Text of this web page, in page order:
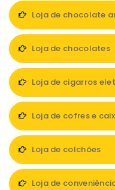
Loja de chocolate
Loja de chocolates
Loja de cigarros
Loja de cofres e
Loja de colchões
Loja de